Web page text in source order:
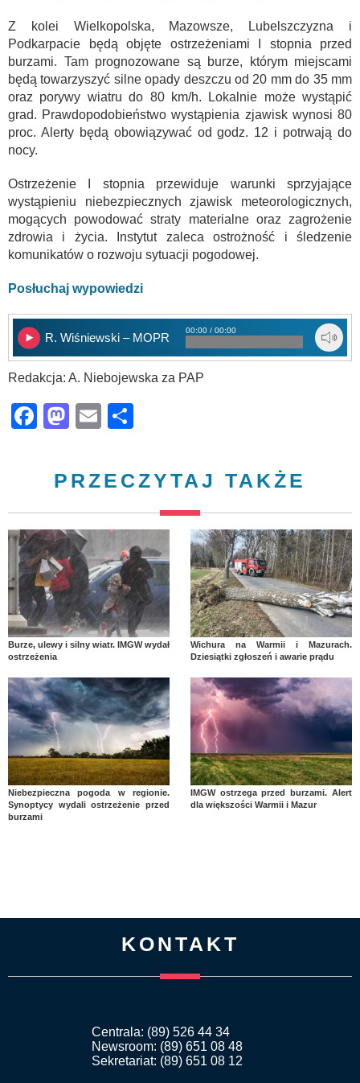
Z kolei Wielkopolska, Mazowsze, Lubelszczyzna i
Podkarpacie będą objęte ostrzeżeniami I stopnia przed
burzami. Tam prognozowane są burze, którym miejscami
będą towarzyszyć silne opady deszczu od 20 mm do 35 mm
oraz porywy wiatru do 80 km/h. Lokalnie może wystąpić
grad. Prawdopodobieństwo wystąpienia zjawisk wynosi 80
proc. Alerty będą obowiązywać od godz. 12 i potrwają do
nocy.
Ostrzeżenie I stopnia przewiduje warunki sprzyjające
wystąpieniu niebezpiecznych zjawisk meteorologicznych,
mogących powodować straty materialne oraz zagrożenie
zdrowia i życia. Instytut zaleca ostrożność i śledzenie
komunikatów o rozwoju sytuacji pogodowej.
Posłuchaj wypowiedzi
R. Wiśniewski – MOPR
00:00 / 00:00
Redakcja: A. Niebojewska za PAP
Facebook
Mastodon
Email
PRZECZYTAJ TAKŻE
Burze, ulewy i silny wiatr. IMGW wydał
ostrzeżenia
Wichura na Warmii i Mazurach.
Dziesiątki zgłoszeń i awarie prądu
Niebezpieczna pogoda w regionie.
Synoptycy wydali ostrzeżenie przed
burzami
IMGW ostrzega przed burzami. Alert
dla większości Warmii i Mazur
KONTAKT
Centrala: (89) 526 44 34
Newsroom: (89) 651 08 48
Sekretariat: (89) 651 08 12